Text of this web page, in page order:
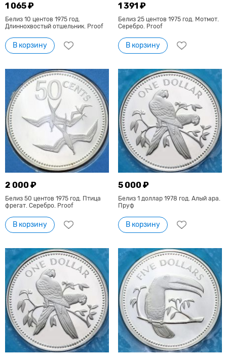
1 065 ₽
Белиз 10 центов 1975 год.
Длиннохвостый отшельник. Proof
В корзину
1 391 ₽
Белиз 25 центов 1975 год. Мотмот.
Серебро. Proof
В корзину
2 000 ₽
Белиз 50 центов 1975 год. Птица
фрегат. Серебро. Proof
В корзину
5 000 ₽
Белиз 1 доллар 1978 год. Алый ара.
Пруф
В корзину